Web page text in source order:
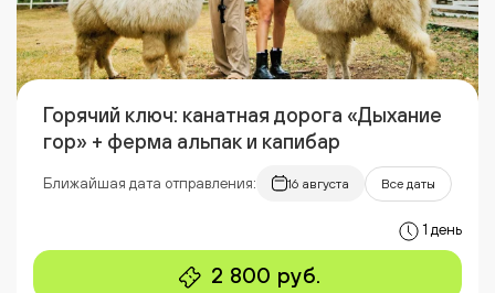
Горячий ключ: канатная дорога «Дыхание
гор» + ферма альпак и капибар
Ближайшая дата отправления: 16 августа Все даты
1 день
2 800 руб.